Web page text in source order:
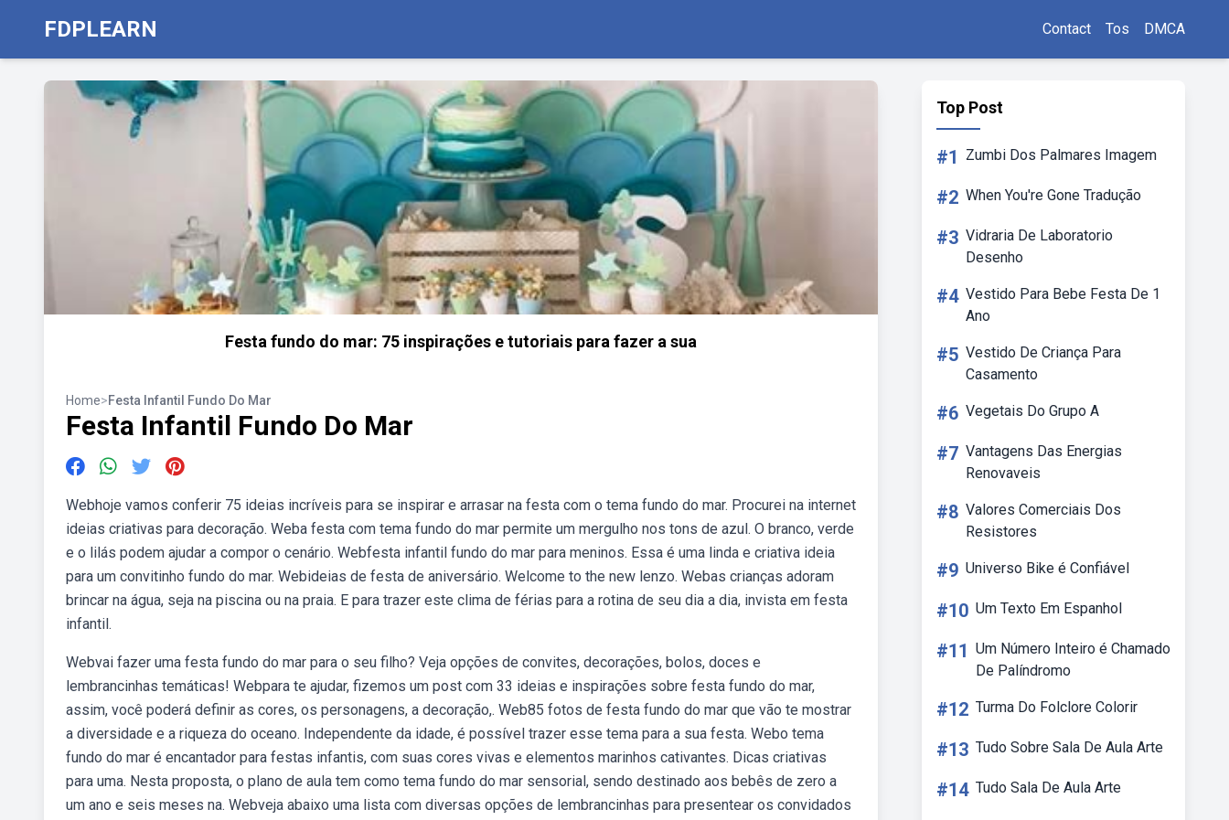
FDPLEARN Contact Tos DMCA
Festa fundo do mar: 75 inspirações e tutoriais para fazer a sua
Home>Festa Infantil Fundo Do Mar
Festa Infantil Fundo Do Mar
Webhoje vamos conferir 75 ideias incríveis para se inspirar e arrasar na festa com o tema fundo do mar. Procurei na internet
ideias criativas para decoração. Weba festa com tema fundo do mar permite um mergulho nos tons de azul. O branco, verde
e o lilás podem ajudar a compor o cenário. Webfesta infantil fundo do mar para meninos. Essa é uma linda e criativa ideia
para um convitinho fundo do mar. Webideias de festa de aniversário. Welcome to the new lenzo. Webas crianças adoram
brincar na água, seja na piscina ou na praia. E para trazer este clima de férias para a rotina de seu dia a dia, invista em festa
infantil.
Webvai fazer uma festa fundo do mar para o seu filho? Veja opções de convites, decorações, bolos, doces e
lembrancinhas temáticas! Webpara te ajudar, fizemos um post com 33 ideias e inspirações sobre festa fundo do mar,
assim, você poderá definir as cores, os personagens, a decoração,. Web85 fotos de festa fundo do mar que vão te mostrar
a diversidade e a riqueza do oceano. Independente da idade, é possível trazer esse tema para a sua festa. Webo tema
fundo do mar é encantador para festas infantis, com suas cores vivas e elementos marinhos cativantes. Dicas criativas
para uma. Nesta proposta, o plano de aula tem como tema fundo do mar sensorial, sendo destinado aos bebês de zero a
um ano e seis meses na. Webveja abaixo uma lista com diversas opções de lembrancinhas para presentear os convidados
Top Post
#1 Zumbi Dos Palmares Imagem
#2 When You're Gone Tradução
#3 Vidraria De Laboratorio
Desenho
#4 Vestido Para Bebe Festa De 1
Ano
#5 Vestido De Criança Para
Casamento
#6 Vegetais Do Grupo A
#7 Vantagens Das Energias
Renovaveis
#8 Valores Comerciais Dos
Resistores
#9 Universo Bike é Confiável
#10 Um Texto Em Espanhol
#11 Um Número Inteiro é Chamado
De Palíndromo
#12 Turma Do Folclore Colorir
#13 Tudo Sobre Sala De Aula Arte
#14 Tudo Sala De Aula Arte